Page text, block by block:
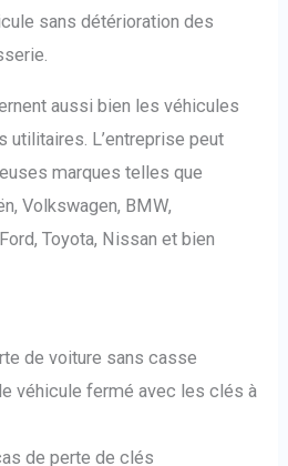
sans détérioration des
aussi bien les véhicules
utilitaires. L’entreprise peut
marques telles que
Volkswagen, BMW,
Toyota, Nissan et bien
de voiture sans casse
véhicule fermé avec les clés à
de perte de clés